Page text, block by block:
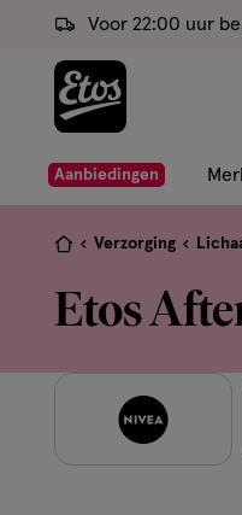
ga
de
hoofd
ga
naar
de
ga
naar
footer
Voor 22:00 uur
Aanbiedingen
Je
hier:
Verzorging
Etos